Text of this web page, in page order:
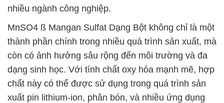
nhiều ngành công nghiệp.
MnSO4 ß Mangan Sulfat Dạng Bột không chỉ là một
thành phần chính trong nhiều quá trình sản xuất, mà
còn có ảnh hưởng sâu rộng đến môi trường và đa
dạng sinh học. Với tính chất oxy hóa mạnh mẽ, hợp
chất này có thể được sử dụng trong quá trình sản
xuất pin lithium-ion, phân bón, và nhiều ứng dụng